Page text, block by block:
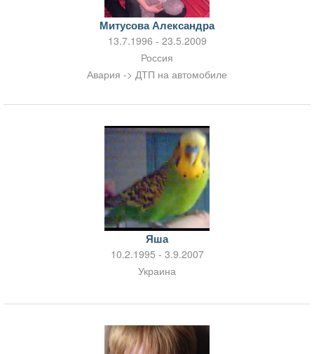
Митусова Александра
13.7.1996 - 23.5.2009
Россия
Авария -> ДТП на автомобиле
Яша
10.2.1995 - 3.9.2007
Украина